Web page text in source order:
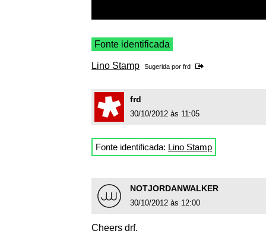
Fonte identificada
Lino Stamp Sugerida por frd
frd
30/10/2012 às 11:05
Fonte identificada: Lino Stamp
NOTJORDANWALKER
30/10/2012 às 12:00
Cheers drf.